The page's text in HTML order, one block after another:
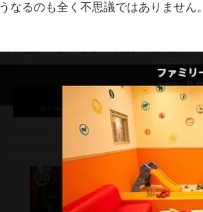
うなるのも全く不思議ではありません。